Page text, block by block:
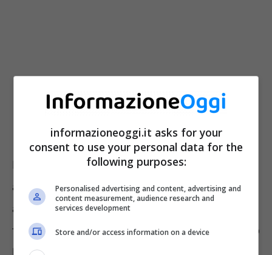
In più è importante stare con gli occhi ben
aperti perché questa settimana potrebbero
arrivare ulteriori opportunità lavorative e
finanziarie. Questo segno, però, non è di certo
informazioneoggi.it asks for your
consent to use your personal data for the
following purposes:
Personalised advertising and content, advertising and
content measurement, audience research and
services development
Store and/or access information on a device